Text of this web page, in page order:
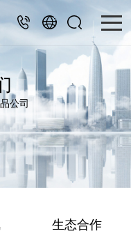
公司
生态合作